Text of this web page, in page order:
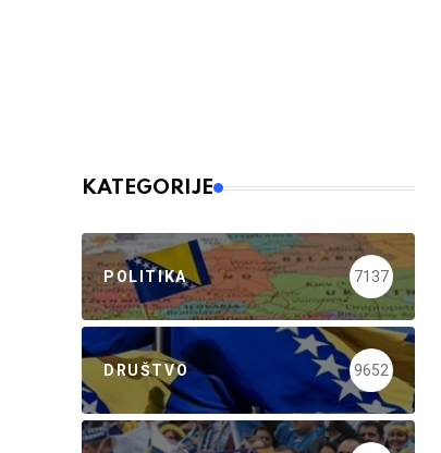
KATEGORIJE
POLITIKA 7137
DRUŠTVO 9652